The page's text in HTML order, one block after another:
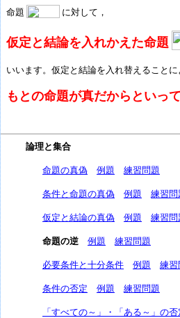
命題 に対して，
仮定と結論を入れかえた命題
いいます。 仮定と結論を入れ替えること
もとの命題が真だからといっ
論理と集合
命題の真偽 例題 練習問題
条件と命題の真偽 例題 練習問
仮定と結論の真偽 例題 練習問
命題の逆 例題 練習問題
必要条件と十分条件 例題 練習
条件の否定 例題 練習問題
「すべての～」・「ある～」の否